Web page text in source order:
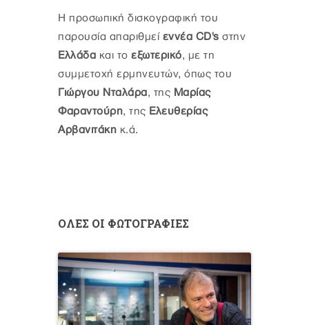
Η προσωπική δισκογραφική του
παρουσία απαριθμεί εννέα CD's στην
Ελλάδα και το εξωτερικό, με τη
συμμετοχή ερμηνευτών, όπως του
Γιώργου Νταλάρα, της Μαρίας
Φαραντούρη, της Ελευθερίας
Αρβανιτάκη κ.ά.
ΟΛΕΣ ΟΙ ΦΩΤΟΓΡΑΦΙΕΣ